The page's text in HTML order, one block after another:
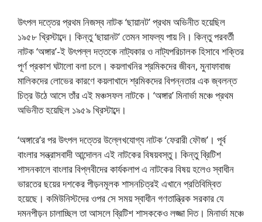
উৎপল দত্তের প্রথম নিজস্ব নাটক ‘ছায়ানট’ প্রথম অভিনীত হয়েছিল
১৯৫৮ খ্রিস্টাব্দে। কিন্তু ‘ছায়ানট’ তেমন সাফল্য পায় নি। কিন্তু পরবর্তী
নাটক ‘অঙ্গার’-ই উৎপল্ল দত্তকে নাট্যকার ও নাট্যপরিচালক হিসাবে শক্তির
পূর্ণ প্রকাশ ঘটালাে বলা চলে। কয়লাখনির শ্রমিকদের জীবন, মুনাফাবাজ
মালিকদের লােভের কারণে কয়লাখাদে শ্রমিকদের বিপন্নতার এক জ্বলন্ত
চিত্র উঠে আসে তাঁর এই মঞ্চসফল নাটকে। ‘অঙ্গার’ মিনার্ভা মঞ্চে প্রথম
অভিনীত হয়েছিল ১৯৫৯ খ্রিস্টাব্দে।
‘অঙ্গারে’র পর উৎপল দত্তের উল্লেখযােগ্য নাটক ‘ফেরারী ফৌজ’। পূর্ব
বাংলার সন্ত্রাসবাদী আন্দোলন এই নাটকের বিষয়বস্তু। কিন্তু ব্রিটিশ
শাসনকালে বাংলার বিপ্লবীদের কার্যকলাপ এ নাটকের বিষয় হলেও স্বাধীন
ভারতের ছয়ের দশকের পীড়নমূলক শাসনচিত্রই এখানে প্রতিবিম্বিত
হয়েছে। কমিউনিস্টদের ওপর সে সময় স্বাধীন গণতান্ত্রিক সরকার যে
দমনপীড়ন চালাচ্ছিল তা আসলে ব্রিটিশ শাসককেও লজ্জা দিত। মিনার্ভা মঞ্চে